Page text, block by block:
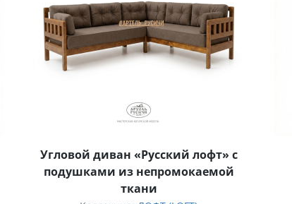
Угловой диван «Русский лофт» с
подушками из непромокаемой
ткани